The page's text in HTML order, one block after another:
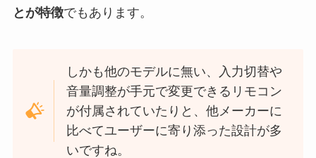
とが特徴でもあります。
しかも他のモデルに無い、入力切替や
音量調整が手元で変更できるリモコン
が付属されていたりと、他メーカーに
比べてユーザーに寄り添った設計が多
いですね。